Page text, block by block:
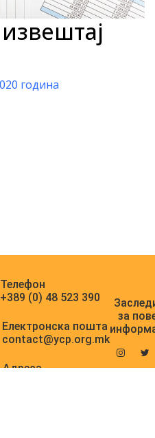
година
Телефон
+389 (0) 48 523 390
Електронска поштa
contact@ycp.org.mk
Адреса
за